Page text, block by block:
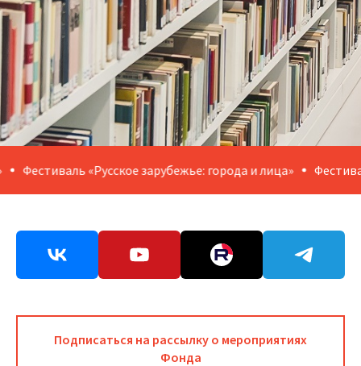
«Русское зарубежье: города и лица» Фестиваль
Подписаться на рассылку о мероприятиях
Фонда